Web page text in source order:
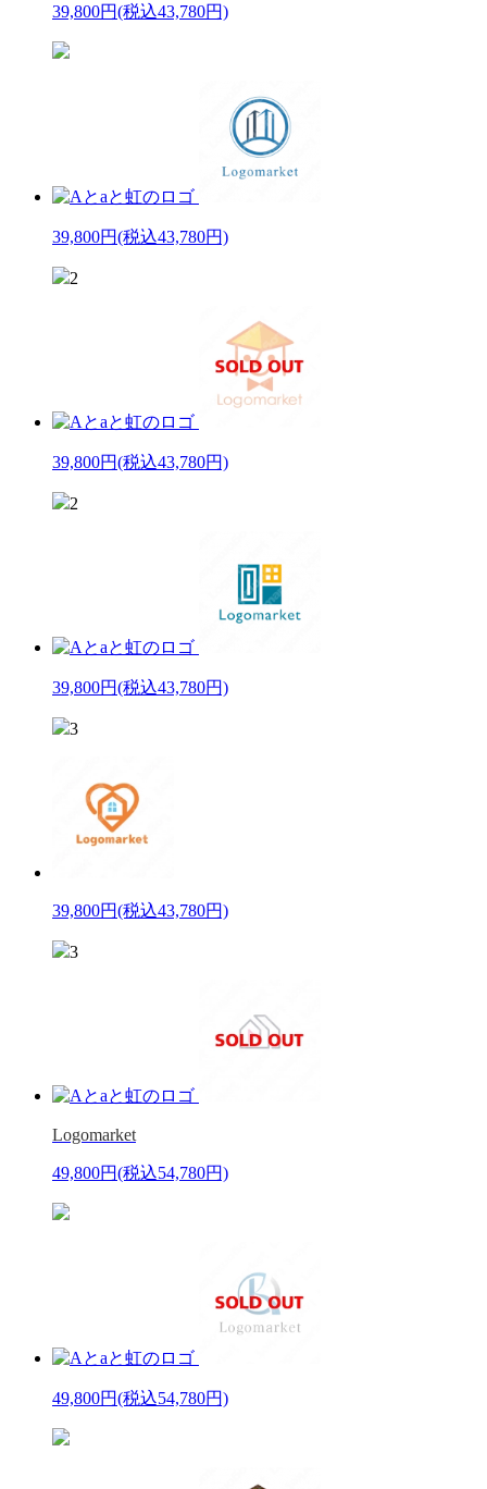
39,800円(税込43,780円)
39,800円(税込43,780円)
2
39,800円(税込43,780円)
2
39,800円(税込43,780円)
3
39,800円(税込43,780円)
3
Logomarket
49,800円(税込54,780円)
49,800円(税込54,780円)